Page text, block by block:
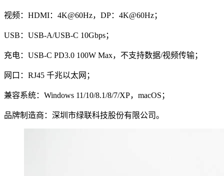
视频：HDMI：4K@60Hz，DP：4K@60Hz；
USB：USB-A/USB-C 10Gbps；
充电：USB-C PD3.0 100W Max，不支持数据/视频传输；
网口：RJ45 千兆以太网；
兼容系统：Windows 11/10/8.1/8/7/XP，macOS；
品牌制造商：深圳市绿联科技股份有限公司。